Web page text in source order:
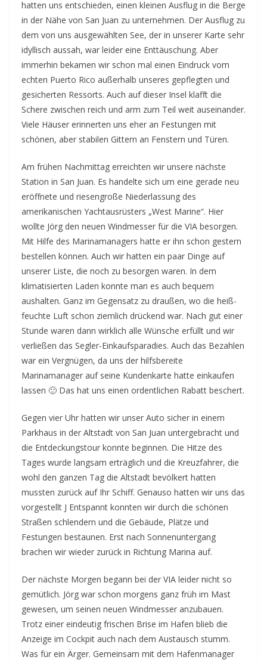
hatten uns entschieden, einen kleinen Ausflug in die Berge
in der Nähe von San Juan zu unternehmen. Der Ausflug zu
dem von uns ausgewählten See, der in unserer Karte sehr
idyllisch aussah, war leider eine Enttäuschung. Aber
immerhin bekamen wir schon mal einen Eindruck vom
echten Puerto Rico außerhalb unseres gepflegten und
gesicherten Ressorts. Auch auf dieser Insel klafft die
Schere zwischen reich und arm zum Teil weit auseinander.
Viele Häuser erinnerten uns eher an Festungen mit
schönen, aber stabilen Gittern an Fenstern und Türen.
Am frühen Nachmittag erreichten wir unsere nächste
Station in San Juan. Es handelte sich um eine gerade neu
eröffnete und riesengroße Niederlassung des
amerikanischen Yachtausrüsters „West Marine“. Hier
wollte Jörg den neuen Windmesser für die VIA besorgen.
Mit Hilfe des Marinamanagers hatte er ihn schon gestern
bestellen können. Auch wir hatten ein paar Dinge auf
unserer Liste, die noch zu besorgen waren. In dem
klimatisierten Laden konnte man es auch bequem
aushalten. Ganz im Gegensatz zu draußen, wo die heiß-
feuchte Luft schon ziemlich drückend war. Nach gut einer
Stunde waren dann wirklich alle Wünsche erfüllt und wir
verließen das Segler-Einkaufsparadies. Auch das Bezahlen
war ein Vergnügen, da uns der hilfsbereite
Marinamanager auf seine Kundenkarte hatte einkaufen
lassen 🙂 Das hat uns einen ordentlichen Rabatt beschert.
Gegen vier Uhr hatten wir unser Auto sicher in einem
Parkhaus in der Altstadt von San Juan untergebracht und
die Entdeckungstour konnte beginnen. Die Hitze des
Tages wurde langsam erträglich und die Kreuzfahrer, die
wohl den ganzen Tag die Altstadt bevölkert hatten
mussten zurück auf Ihr Schiff. Genauso hatten wir uns das
vorgestellt J Entspannt konnten wir durch die schönen
Straßen schlendern und die Gebäude, Plätze und
Festungen bestaunen. Erst nach Sonnenuntergang
brachen wir wieder zurück in Richtung Marina auf.
Der nächste Morgen begann bei der VIA leider nicht so
gemütlich. Jörg war schon morgens ganz früh im Mast
gewesen, um seinen neuen Windmesser anzubauen.
Trotz einer eindeutig frischen Brise im Hafen blieb die
Anzeige im Cockpit auch nach dem Austausch stumm.
Was für ein Ärger. Gemeinsam mit dem Hafenmanager